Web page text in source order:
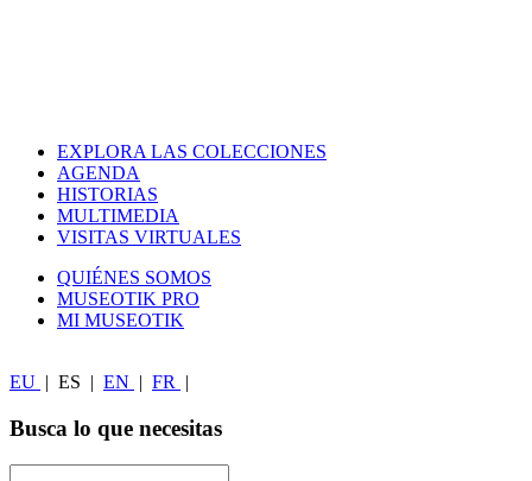
EXPLORA LAS COLECCIONES
AGENDA
HISTORIAS
MULTIMEDIA
VISITAS VIRTUALES
QUIÉNES SOMOS
MUSEOTIK PRO
MI MUSEOTIK
EU ES EN FR
Busca lo que necesitas